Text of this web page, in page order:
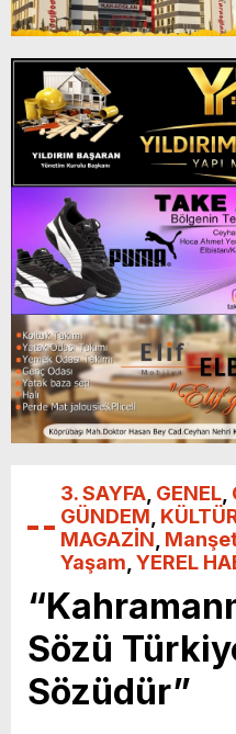
3. SAYFA GENEL
GÜNDEM
MAGAZİN
Yaşam YEREL
Sözü
Sözüdür”